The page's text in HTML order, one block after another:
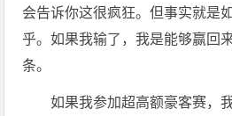
会告诉你这很疯狂。但事实就是
乎。如果我输了，我是能够赢回
条。
如果我参加超高额豪客赛，